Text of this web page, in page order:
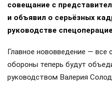
совещание с
и объявил о серьёзных
руководстве
Главное нововведение —
обороны теперь будут
руководством Валерия